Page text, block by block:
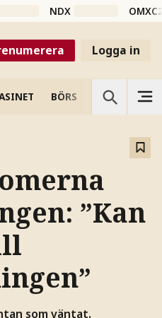
NDX
Logga in
BÖRS VETENSKAP
”Kan
som väntat.